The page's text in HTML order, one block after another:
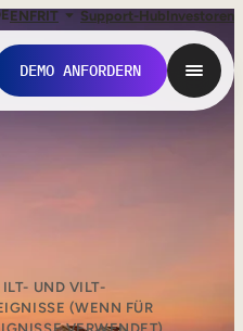
ENFRIT Support-HubInvestoren
DEMO ANFORDERN
ILT- UND VILT-
(WENN FÜR